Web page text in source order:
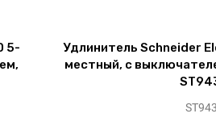
5-
Удлинитель Schneider
местный, с